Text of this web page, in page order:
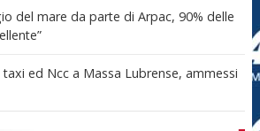
del mare da parte di Arpac, 90% delle
ed Ncc a Massa Lubrense, ammessi